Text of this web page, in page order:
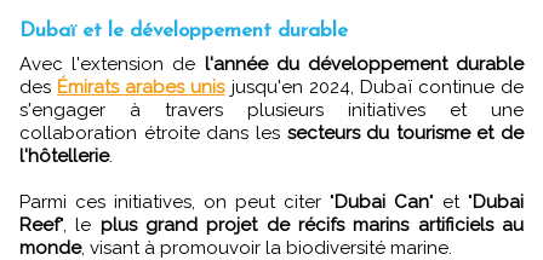
Dubaï et le développement durable
Avec l'extension de l'année du développement durable
des Émirats arabes unisjusqu'en 2024, Dubaï continue de
s'engager à travers plusieurs initiatives et une
collaboration étroite dans les secteurs du tourisme et de
l'hôtellerie.
Parmi ces initiatives, on peut citer "Dubai Can" et "Dubai
Reef", le plus grand projet de récifs marins artificiels au
monde, visant à promouvoir la biodiversité marine.